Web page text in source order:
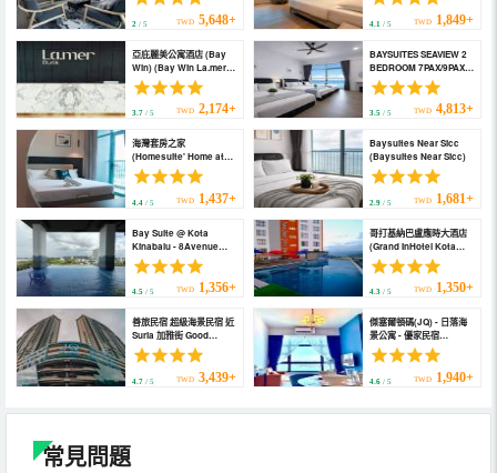
2 / 5 TWD 5,648+ 4.1/ 5 TWD 1,849+
亞庇麗美公寓酒店 (Bay
Win) (Bay Win La.mer
Butik)
3.7 / 5 TWD 2,174+
BAYSUITES SEAVIEW 2
BEDROOM 7PAX/9PAX
(BAYSUITES SEAVIEW 2
BEDROOM 7PAX/9PAX)
3.5/ 5 TWD 4,813+
海灣套房之家
(Homesuite' Home at
Bay Suites)
4.4 / 5 TWD 1,437+
Baysuites Near Sicc
(Baysuites Near Sicc)
2.9/ 5 TWD 1,681+
Bay Suite @ Kota
Kinabalu - 8Avenue
(Bay Suite @ Kota
Kinabalu - 8Avenue)
4.5 / 5 TWD 1,356+
哥打基納巴盧應時大酒店
(Grand InHotel Kota
Kinabalu)
4.3/ 5 TWD 1,350+
善旅民宿 超級海景民宿 近
Suria 加雅街 Good
Travel KK (Seaview
Jesselton Quay Near
Suria Sabah, Gaya
4.7 / 5 TWD 3,439+
傑塞爾頓碼(JQ) - 日落海
景公寓 - 優家民宿
(Jesselton Quay -
Sunset Ocean View
Apartments by Quality
4.6/ 5 TWD 1,940+
常見問題